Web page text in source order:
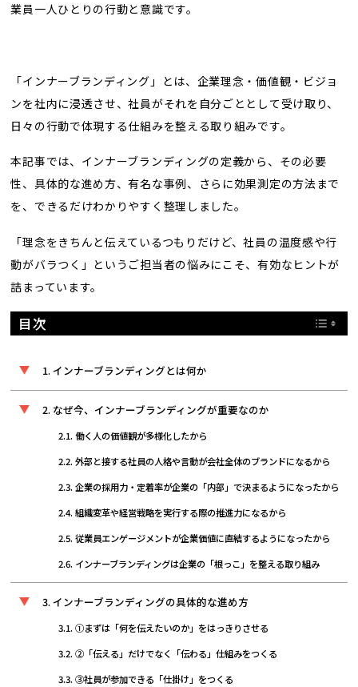
業員一人ひとりの行動と意識です。
「インナーブランディング」とは、企業理念・価値観・ビジョ
ンを社内に浸透させ、社員がそれを自分ごととして受け取り、
日々の行動で体現する仕組みを整える取り組みです。
本記事では、インナーブランディングの定義から、その必要
性、具体的な進め方、有名な事例、さらに効果測定の方法まで
を、できるだけわかりやすく整理しました。
「理念をきちんと伝えているつもりだけど、社員の温度感や行
動がバラつく」というご担当者の悩みにこそ、有効なヒントが
詰まっています。
目次
インナーブランディングとは何か
なぜ今、インナーブランディングが重要なのか
働く人の価値観が多様化したから
外部と接する社員の人格や言動が会社全体のブランドになるから
企業の採用力・定着率が企業の「内部」で決まるようになったから
組織変革や経営戦略を実行する際の推進力になるから
従業員エンゲージメントが企業価値に直結するようになったから
インナーブランディングは企業の「根っこ」を整える取り組み
インナーブランディングの具体的な進め方
①まずは「何を伝えたいのか」をはっきりさせる
②「伝える」だけでなく「伝わる」仕組みをつくる
③社員が参加できる「仕掛け」をつくる